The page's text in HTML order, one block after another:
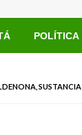
POLÍTICA